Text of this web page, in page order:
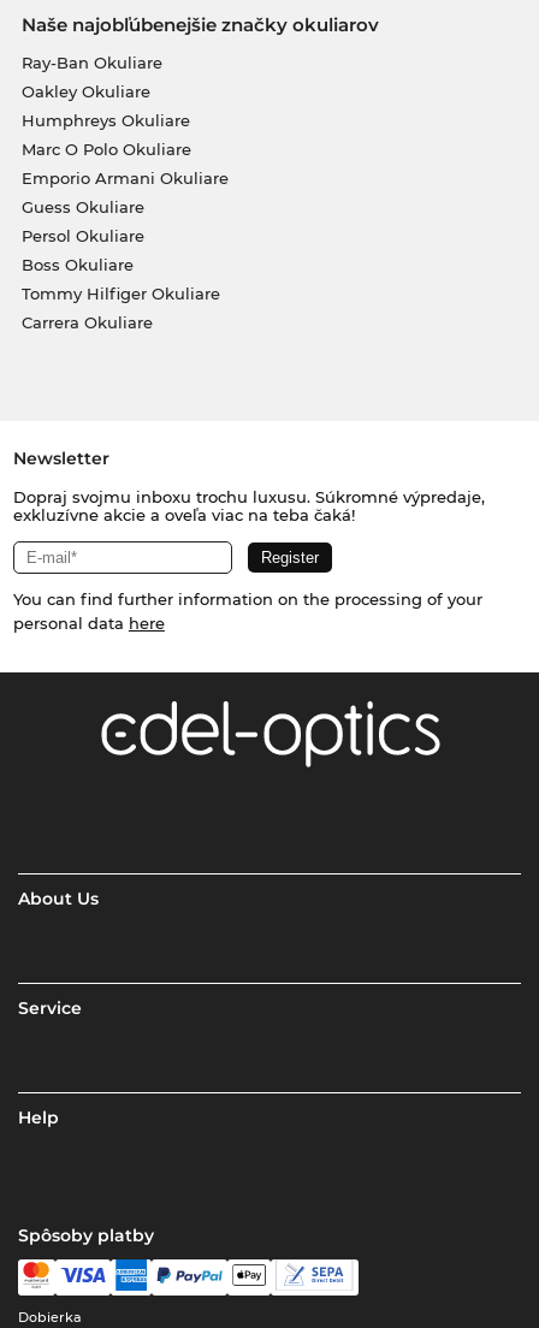
Naše najobľúbenejšie značky okuliarov
Ray-Ban Okuliare
Oakley Okuliare
Humphreys Okuliare
Marc O Polo Okuliare
Emporio Armani Okuliare
Guess Okuliare
Persol Okuliare
Boss Okuliare
Tommy Hilfiger Okuliare
Carrera Okuliare
Newsletter
Dopraj svojmu inboxu trochu luxusu. Súkromné výpredaje,
exkluzívne akcie a oveľa viac na teba čaká!
You can find further information on the processing of your
personal data here
About Us
Service
Help
Spôsoby platby
Dobierka